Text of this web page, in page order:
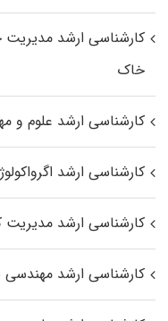
کارشناسی ارشد
خاک
کارشناسی ارشد علوم و
کارشناسی ارشد
کارشناسی ارشد مدیریت
کارشناسی ارشد